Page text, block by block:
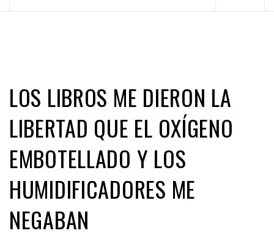
LOS LIBROS ME DIERON LA
LIBERTAD QUE EL OXÍGENO
EMBOTELLADO Y LOS
HUMIDIFICADORES ME
NEGABAN